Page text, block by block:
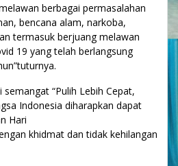
berbagai permasalahan
bencana alam, narkoba,
termasuk berjuang melawan
19 yang telah berlangsung
“Pulih Lebih Cepat,
Indonesia diharapkan dapat
Hari
khidmat dan tidak kehilangan